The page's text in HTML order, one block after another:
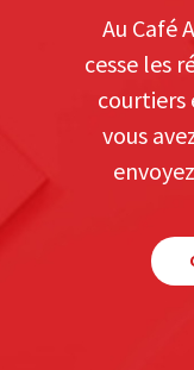
Au Café
cesse les
courtiers
vous